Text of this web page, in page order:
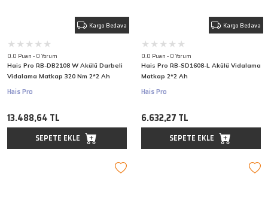
Kargo Bedava
0.0 Puan - 0 Yorum
Hais Pro RB-DB2108 W Akülü Darbeli
Vidalama Matkap 320 Nm 2*2 Ah
Hais Pro
13.488,64 TL
SEPETE EKLE
Kargo Bedava
0.0 Puan - 0 Yorum
Hais Pro RB-SD1608-L Akülü Vidalama
Matkap 2*2 Ah
Hais Pro
6.632,27 TL
SEPETE EKLE